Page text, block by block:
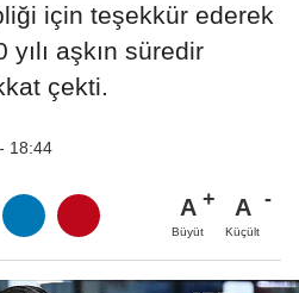
için teşekkür ederek
yılı aşkın süredir
çekti.
18:44
A
Büyüt
A
Küçült